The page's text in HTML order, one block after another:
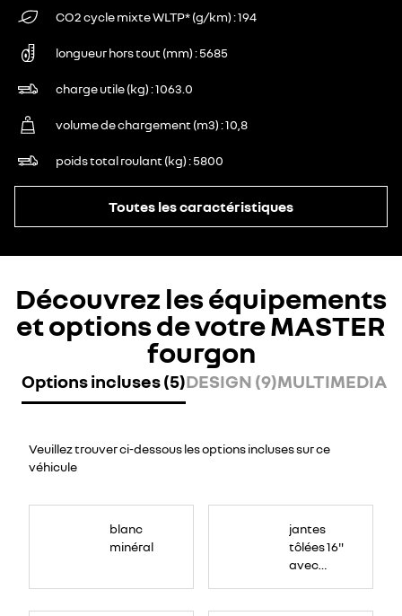
CO2 cycle mixte WLTP* (g/km) 194
longueur hors tout (mm) 5685
charge utile (kg) 1063.0
volume de chargement (m3) 10,8
poids total roulant (kg) 5800
Toutes les caractéristiques
Découvrez les équipements
et options de votre MASTER
fourgon
Options incluses (5)DESIGN (9)MULTIMEDIA
Veuillez trouver ci-dessous les options incluses sur ce
véhicule
blanc
minéral
jantes
tôlées 16"
avec